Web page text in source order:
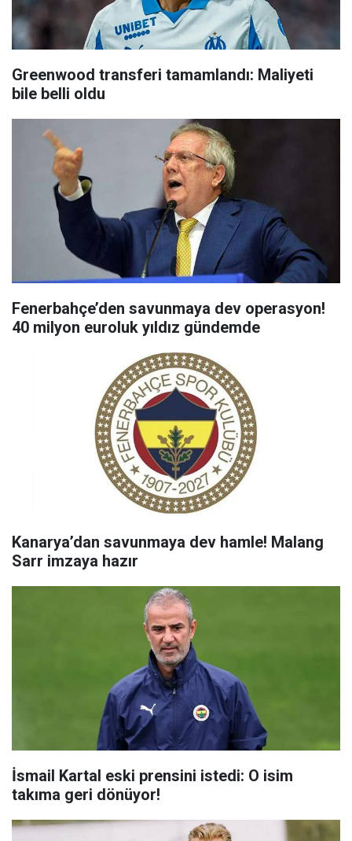
Greenwood transferi tamamlandı: Maliyeti
bile belli oldu
Fenerbahçe’den savunmaya dev operasyon!
40 milyon euroluk yıldız gündemde
Kanarya’dan savunmaya dev hamle! Malang
Sarr imzaya hazır
İsmail Kartal eski prensini istedi: O isim
takıma geri dönüyor!